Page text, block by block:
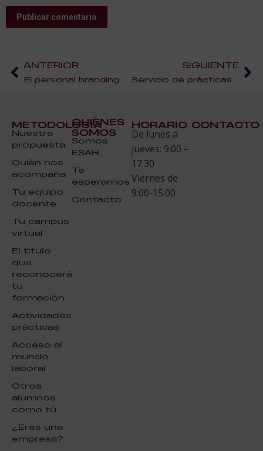
Publicar comentario
ANTERIOR SIGUIENTE
METODOLOGÍA
Nuestra
propuesta
Quién nos
acompaña
Tu equipo
docente
Tu campus
virtual
El título
que
reconocerá
tu
formación
Actividades
prácticas
Acceso al
mundo
laboral
Otros
alumnos
como tú
¿Eres una
empresa?
QUIÉNES
SOMOS
Somos
ESAH
Te
esperamos
Contacto
HORARIO
De lunes a
jueves: 9:00 –
17.30
Viernes de
9:00-15.00
CONTACTO